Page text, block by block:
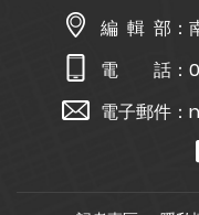
編 輯 部：
電 話：
電子郵件：